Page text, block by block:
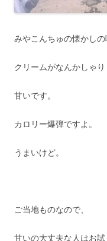
みやこんちゅの懐かしの
クリームがなんかしゃり
甘いです。
カロリー爆弾ですよ。
うまいけど。
ご当地ものなので、
甘いの大丈夫な人はお試